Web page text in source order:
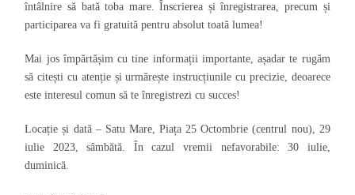
întâlnire să bată toba mare. Înscrierea și înregistrarea, precum și
participarea va fi gratuită pentru absolut toată lumea!
Mai jos împărtășim cu tine informații importante, așadar te rugăm
să citești cu atenție și urmărește instrucțiunile cu precizie, deoarece
este interesul comun să te înregistrezi cu succes!
Locație și dată– Satu Mare, Piața 25 Octombrie (centrul nou), 29
iulie 2023, sâmbătă. În cazul vremii nefavorabile: 30 iulie,
duminică.